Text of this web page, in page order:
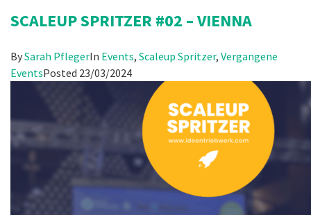
SCALEUP SPRITZER #02 – VIENNA
BySarah PflegerIn Events, Scaleup Spritzer, Vergangene
EventsPosted 23/03/2024